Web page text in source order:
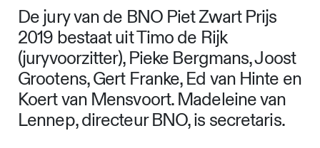
De jury van de BNO Piet Zwart Prijs
2019 bestaat uit Timo de Rijk
(juryvoorzitter), Pieke Bergmans, Joost
Grootens, Gert Franke, Ed van Hinte en
Koert van Mensvoort. Madeleine van
Lennep, directeur BNO, is secretaris.